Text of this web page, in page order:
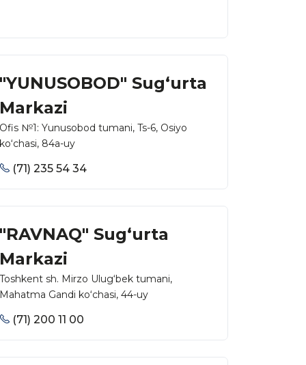
"YUNUSOBOD" Sug‘urta
Markazi
Ofis №1: Yunusobod tumani, Ts-6, Osiyo
ko‘chasi, 84a-uy
(71) 235 54 34
"RAVNAQ" Sug‘urta
Markazi
Toshkent sh. Mirzo Ulug‘bek tumani,
Mahatma Gandi ko‘chasi, 44-uy
(71) 200 11 00